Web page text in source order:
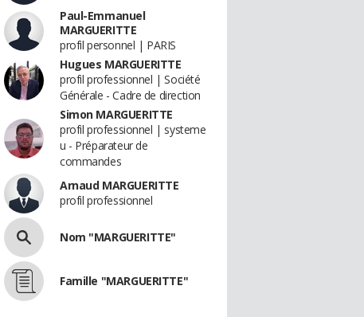
Paul-Emmanuel
MARGUERITTE
profil personnel | PARIS
Hugues MARGUERITTE
profil professionnel | Société
Générale - Cadre de direction
Simon MARGUERITTE
profil professionnel | systeme
u - Préparateur de
commandes
Arnaud MARGUERITTE
profil professionnel
Nom "MARGUERITTE"
Famille "MARGUERITTE"